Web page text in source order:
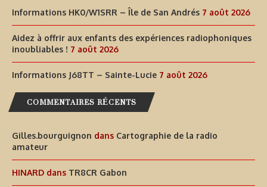
Informations HK0/W1SRR – Île de San Andrés 7 août 2026
Aidez à offrir aux enfants des expériences radiophoniques
inoubliables ! 7 août 2026
Informations J68TT – Sainte-Lucie 7 août 2026
COMMENTAIRES RÉCENTS
Gilles.bourguignon dans Cartographie de la radio
amateur
HINARD dans TR8CR Gabon